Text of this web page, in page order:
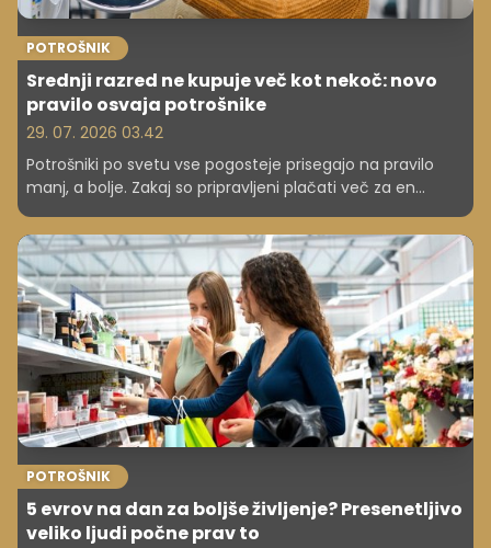
POTROŠNIK
Srednji razred ne kupuje več kot nekoč: novo
pravilo osvaja potrošnike
29. 07. 2026 03.42
Potrošniki po svetu vse pogosteje prisegajo na pravilo
manj, a bolje. Zakaj so pripravljeni plačati več za en
kakovosten izdelek in kaj to pomeni za vaše finance?
POTROŠNIK
5 evrov na dan za boljše življenje? Presenetljivo
veliko ljudi počne prav to